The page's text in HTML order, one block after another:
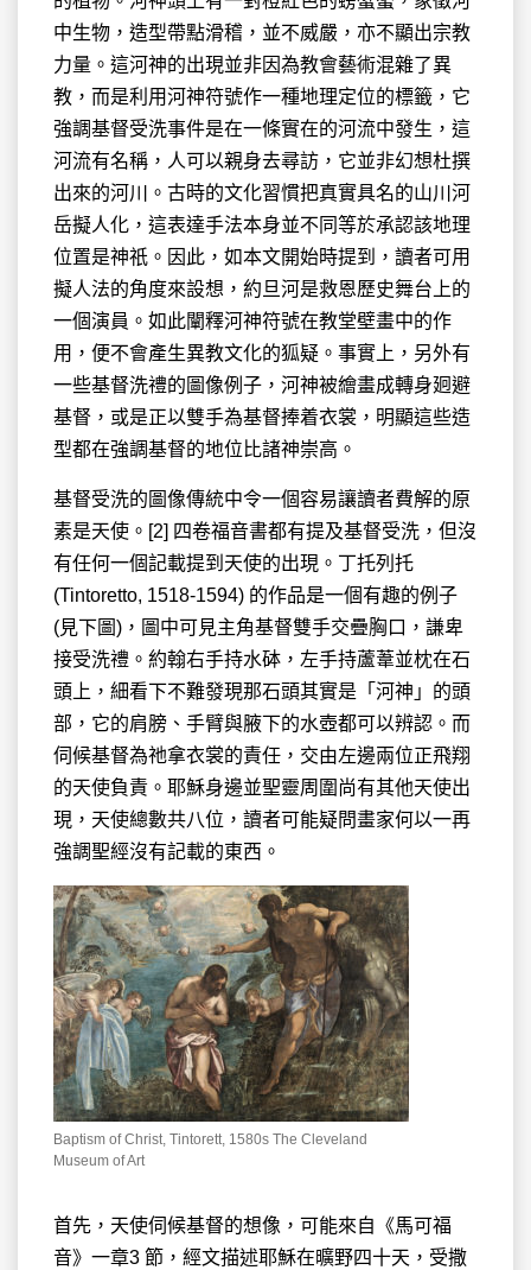
中生物，造型帶點滑稽，並不威嚴，亦不顯出宗教
力量。這河神的出現並非因為教會藝術混雜了異
教，而是利用河神符號作一種地理定位的標籤，它
強調基督受洗事件是在一條實在的河流中發生，這
河流有名稱，人可以親身去尋訪，它並非幻想杜撰
出來的河川。古時的文化習慣把真實具名的山川河
岳擬人化，這表達手法本身並不同等於承認該地理
位置是神祇。因此，如本文開始時提到，讀者可用
擬人法的角度來設想，約旦河是救恩歷史舞台上的
一個演員。如此闡釋河神符號在教堂壁畫中的作
用，便不會產生異教文化的狐疑。事實上，另外有
一些基督洗禮的圖像例子，河神被繪畫成轉身㢠避
基督，或是正以雙手為基督捧着衣裳，明顯這些造
型都在強調基督的地位比諸神崇高。
基督受洗的圖像傳統中令一個容易讓讀者費解的原
素是天使。[2] 四卷福音書都有提及基督受洗，但沒
有任何一個記載提到天使的出現。丁托列托
(Tintoretto, 1518-1594) 的作品是一個有趣的例子
(見下圖)，圖中可見主角基督雙手交疊胸口，謙卑
接受洗禮。約翰右手持水砵，左手持蘆葦並枕在石
頭上，細看下不難發現那石頭其實是「河神」的頭
部，它的肩膀、手臂與腋下的水壺都可以辨認。而
伺候基督為祂拿衣裳的責任，交由左邊兩位正飛翔
的天使負責。耶穌身邊並聖靈周圍尚有其他天使出
現，天使總數共八位，讀者可能疑問畫家何以一再
強調聖經沒有記載的東西。
Baptism of Christ, Tintorett, 1580s The Cleveland
Museum of Art
首先，天使伺候基督的想像，可能來自《馬可福
音》一章3 節，經文描述耶穌在曠野四十天，受撒